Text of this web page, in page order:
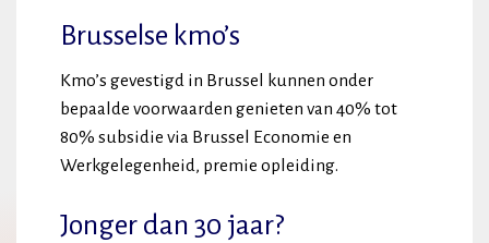
Brusselse kmo’s
Kmo’s gevestigd in Brussel kunnen onder
bepaalde voorwaarden genieten van 40% tot
80% subsidie via Brussel Economie en
Werkgelegenheid, premie opleiding.
Jonger dan 30 jaar?